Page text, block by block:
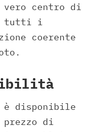
centro di
tutti i
coerente
è disponibile
prezzo di